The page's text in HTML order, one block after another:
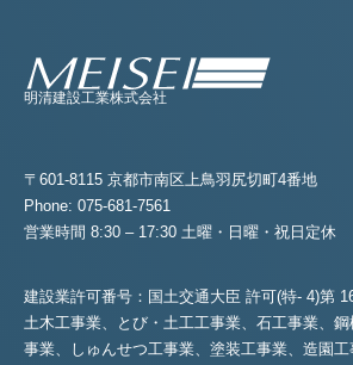
明清建設工業株式会社
〒601-8115 京都市南区上鳥羽尻切町4番地
Phone: 075-681-7561
営業時間 8:30 – 17:30 土曜・日曜・祝日定休
建設業許可番号：国土交通大臣 許可(特- 4)第
土木工事業、とび・土工工事業、石工事業、
事業、
しゅんせつ工事業、塗装工事業、造園